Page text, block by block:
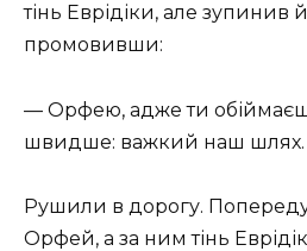
тінь Еврідіки, але зупинив
промовивши:
— Орфею, адже ти
швидше: важкий наш шлях.
Рушили в дорогу.
Орфей, а за ним тінь